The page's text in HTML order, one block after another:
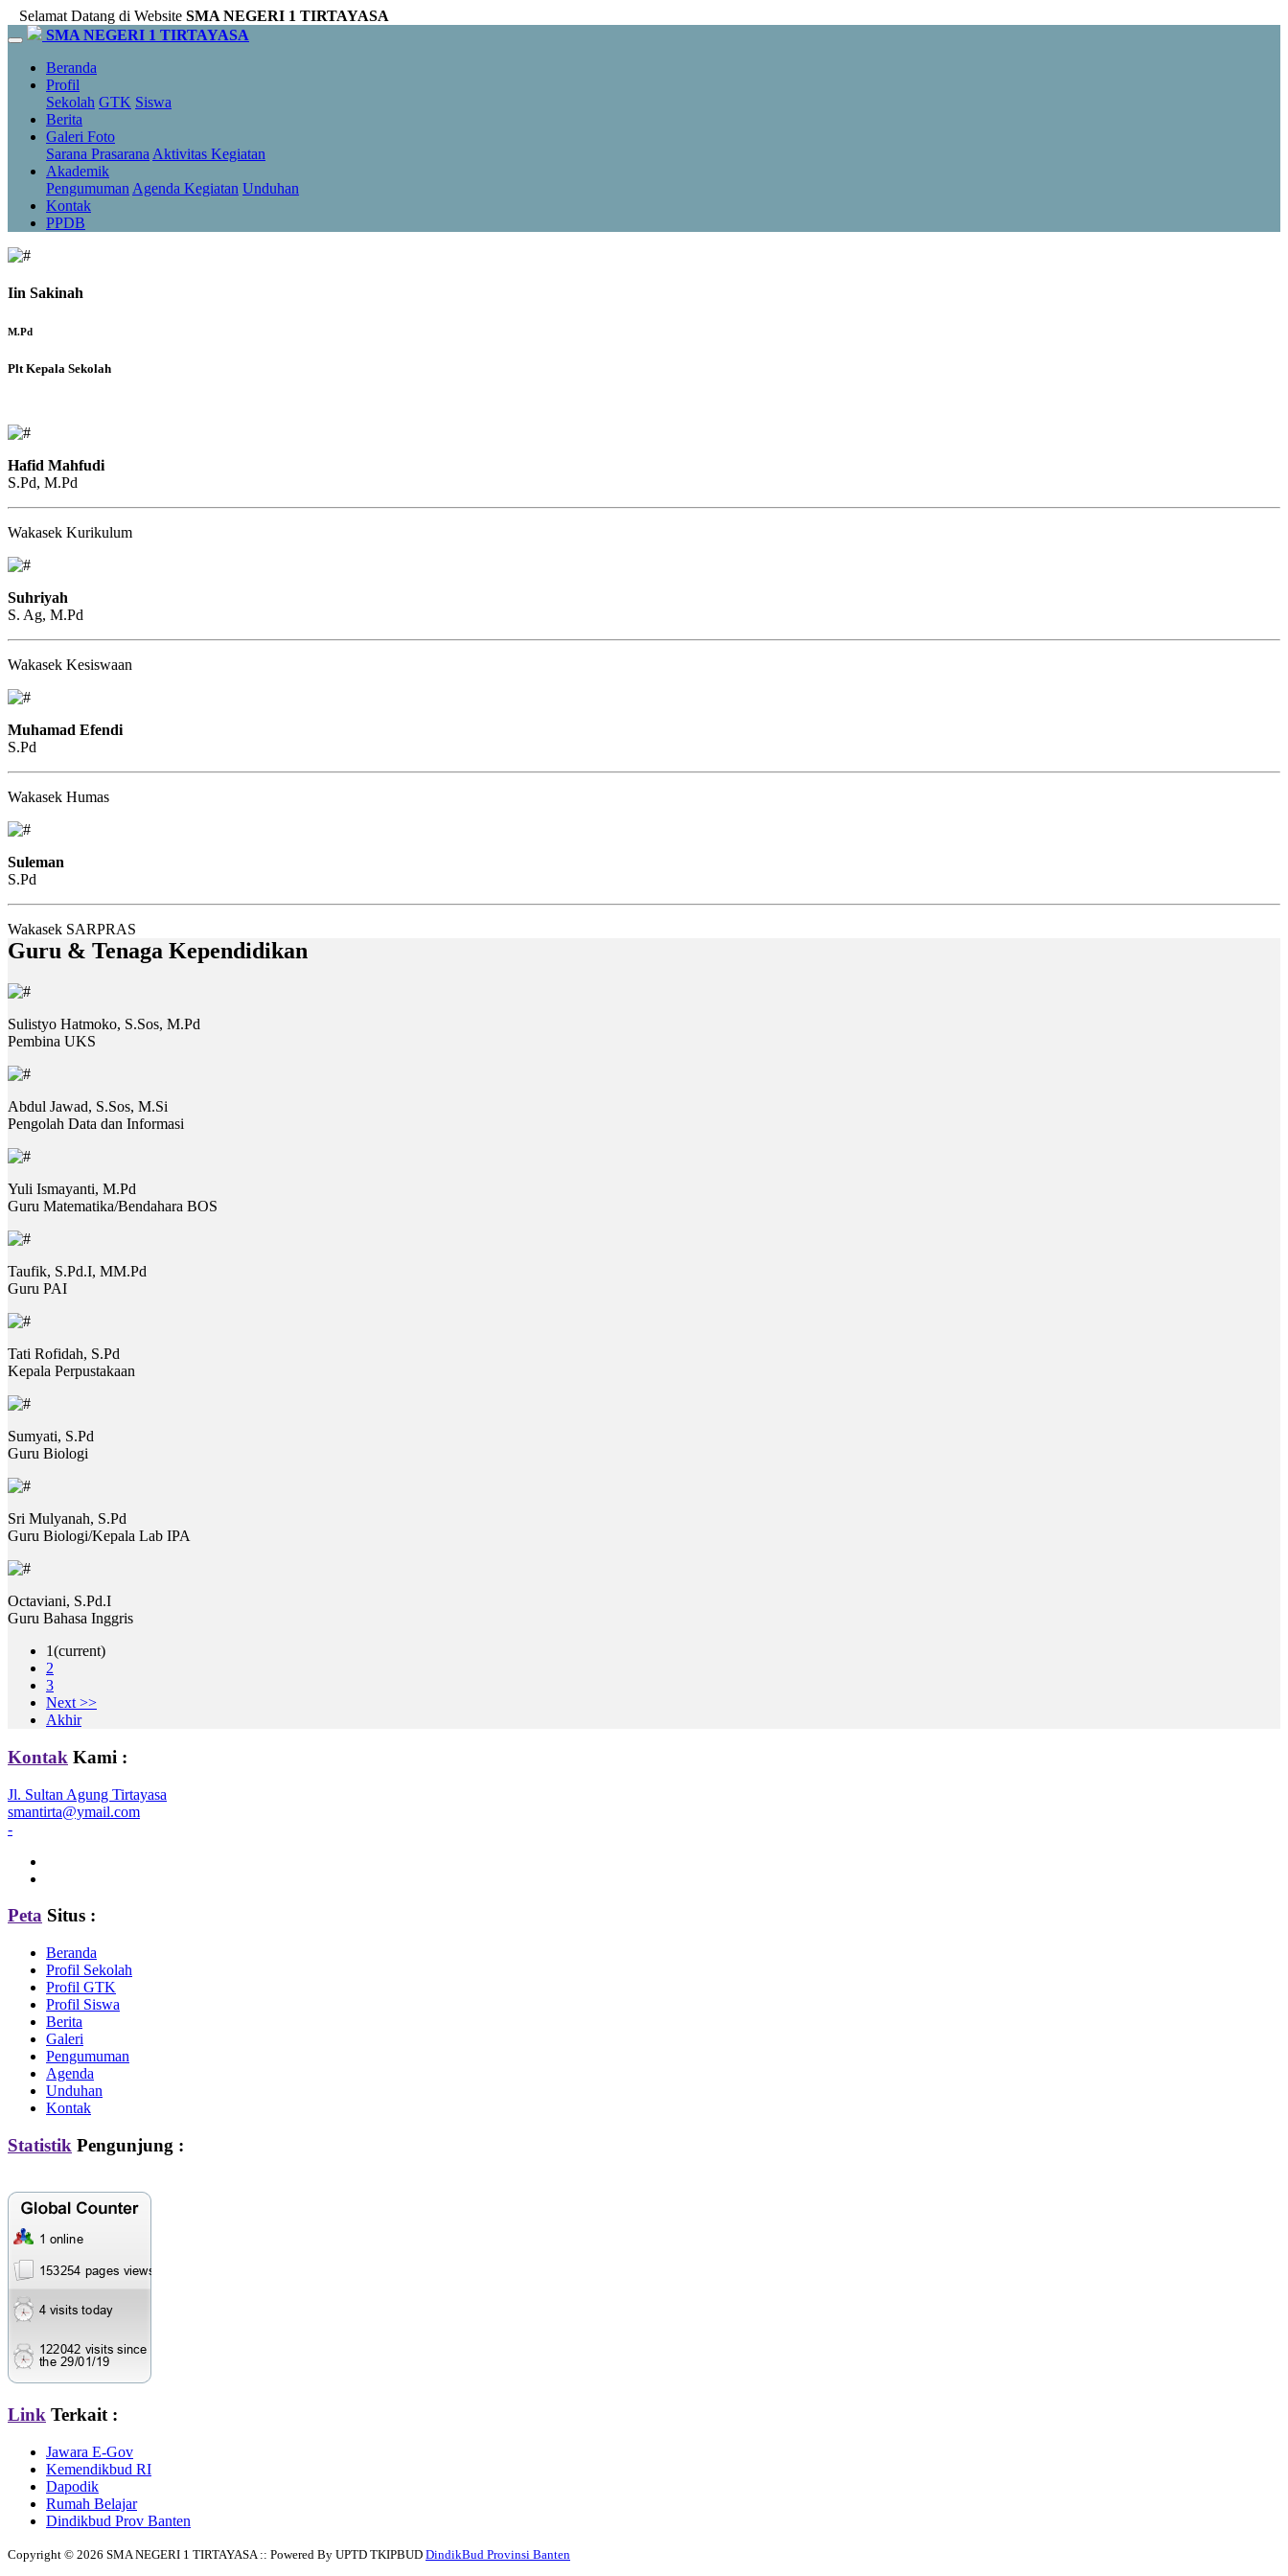
Selamat Datang di Website SMA NEGERI 1 TIRTAYASA
SMA NEGERI 1 TIRTAYASA
Beranda
Profil
Sekolah GTK Siswa
Berita
Galeri Foto
Sarana Prasarana Aktivitas Kegiatan
Akademik
Pengumuman Agenda Kegiatan Unduhan
Kontak
PPDB
Iin Sakinah
M.Pd
Plt Kepala Sekolah
Hafid Mahfudi
S.Pd, M.Pd
Wakasek Kurikulum
Suhriyah
S. Ag, M.Pd
Wakasek Kesiswaan
Muhamad Efendi
S.Pd
Wakasek Humas
Suleman
S.Pd
Wakasek SARPRAS
Guru & Tenaga Kependidikan
Sulistyo Hatmoko, S.Sos, M.Pd
Pembina UKS
Abdul Jawad, S.Sos, M.Si
Pengolah Data dan Informasi
Yuli Ismayanti, M.Pd
Guru Matematika/Bendahara BOS
Taufik, S.Pd.I, MM.Pd
Guru PAI
Tati Rofidah, S.Pd
Kepala Perpustakaan
Sumyati, S.Pd
Guru Biologi
Sri Mulyanah, S.Pd
Guru Biologi/Kepala Lab IPA
Octaviani, S.Pd.I
Guru Bahasa Inggris
1(current)
2
3
Next >>
Akhir
Kontak Kami :
Jl. Sultan Agung Tirtayasa
smantirta@ymail.com
-
Peta Situs :
Beranda
Profil Sekolah
Profil GTK
Profil Siswa
Berita
Galeri
Pengumuman
Agenda
Unduhan
Kontak
Statistik Pengunjung :
Link Terkait :
Jawara E-Gov
Kemendikbud RI
Dapodik
Rumah Belajar
Dindikbud Prov Banten
Copyright © 2026 SMA NEGERI 1 TIRTAYASA :: Powered By UPTD TKIPBUD DindikBud Provinsi Banten